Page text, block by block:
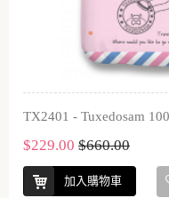
TX2401 - Tuxedosam
$229.00 $660.00
加入購物車